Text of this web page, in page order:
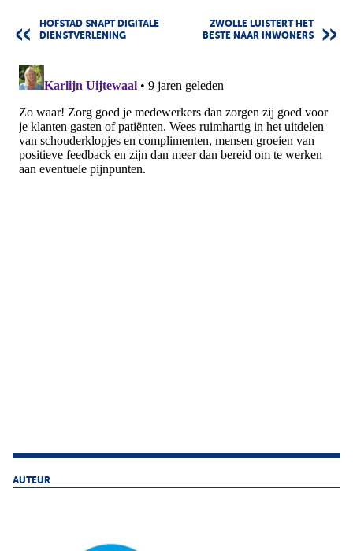
HOFSTAD SNAPT DIGITALE
DIENSTVERLENING
ZWOLLE LUISTERT HET
BESTE NAAR INWONERS
AUTEUR